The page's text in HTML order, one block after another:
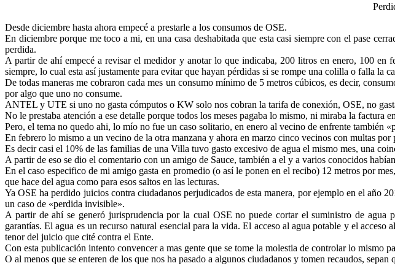
Desde diciembre hasta ahora empecé a prestarle a los consumos de OSE.
En diciembre porque me toco a mi, en una casa deshabitada que esta casi siempre con el pase
perdida.
A partir de ahí empecé a revisar el medidor y anotar lo que indicaba, 200 litros en enero, 100 en
siempre, lo cual esta así justamente para evitar que hayan pérdidas si se rompe una colilla o falla la
De todas maneras me cobraron cada mes un consumo mínimo de 5 metros cúbicos, es decir,
por algo que uno no consume.
ANTEL y UTE si uno no gasta cómputos o KW solo nos cobran la tarifa de conexión, OSE, no
No le prestaba atención a ese detalle porque todos los meses pagaba lo mismo, ni miraba la factura
Pero, el tema no quedo ahi, lo mío no fue un caso solitario, en enero al vecino de enfrente también
En febrero lo mismo a un vecino de la otra manzana y ahora en marzo cinco vecinos con multas
Es decir casi el 10% de las familias de una Villa tuvo gasto excesivo de agua el mismo mes, una
A partir de eso se dio el comentario con un amigo de Sauce, también a el y a varios conocidos
En el caso especifico de mi amigo gasta en promedio (o así le ponen en el recibo) 12 metros por
que hace del agua como para esos saltos en las lecturas.
Ya OSE ha perdido juicios contra ciudadanos perjudicados de esta manera, por ejemplo en el año
un caso de «perdida invisible».
A partir de ahí se generó jurisprudencia por la cual OSE no puede cortar el suministro de
garantías. El agua es un recurso natural esencial para la vida. El acceso al agua potable y el
tenor del juicio que cité contra el Ente.
Con esta publicación intento convencer a mas gente que se tome la molestia de controlar lo mismo
O al menos que se enteren de los que nos ha pasado a algunos ciudadanos y tomen recaudos,